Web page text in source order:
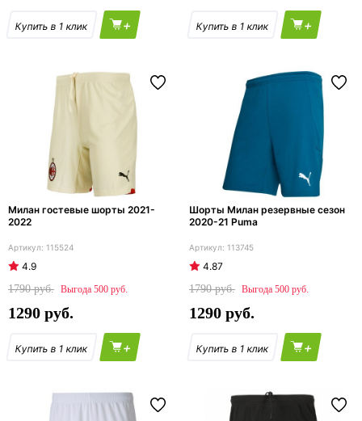
+ +
Милан гостевые шорты 2021-
2022
115524
4.9
1790
500
1290
+
Шорты Милан резервные сезон
2020-21 Puma
113745
4.87
1790
500
1290
+